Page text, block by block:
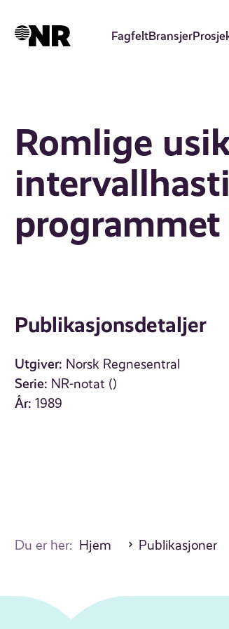
hovedinnhold
FagfeltBransjer
Romlige
Publikasjonsdetaljer
Utgiver: Norsk Regnesentral
Serie: NR-notat ()
År: 1989
Du er her: Hjem Publikasjoner